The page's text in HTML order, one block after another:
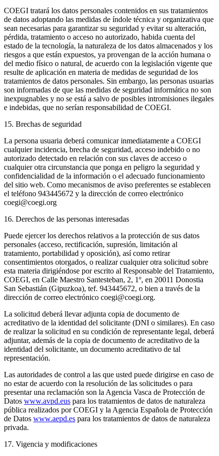
COEGI tratará los datos personales contenidos en sus tratamientos
de datos adoptando las medidas de índole técnica y organizativa que
sean necesarias para garantizar su seguridad y evitar su alteración,
pérdida, tratamiento o acceso no autorizado, habida cuenta del
estado de la tecnología, la naturaleza de los datos almacenados y los
riesgos a que están expuestos, ya provengan de la acción humana o
del medio físico o natural, de acuerdo con la legislación vigente que
resulte de aplicación en materia de medidas de seguridad de los
tratamientos de datos personales. Sin embargo, las personas usuarias
son informadas de que las medidas de seguridad informática no son
inexpugnables y no se está a salvo de posibles intromisiones ilegales
e indebidas, que no serían responsabilidad de COEGI.
15. Brechas de seguridad
La persona usuaria deberá comunicar inmediatamente a COEGI
cualquier incidencia, brecha de seguridad, acceso indebido o no
autorizado detectado en relación con sus claves de acceso o
cualquier otra circunstancia que ponga en peligro la seguridad y
confidencialidad de la información o el adecuado funcionamiento
del sitio web. Como mecanismos de aviso preferentes se establecen
el teléfono 943445672 y la dirección de correo electrónico
coegi@coegi.org
16. Derechos de las personas interesadas
Puede ejercer los derechos relativos a la protección de sus datos
personales (acceso, rectificación, supresión, limitación al
tratamiento, portabilidad y oposición), así como retirar
consentimientos otorgados, o realizar cualquier otra solicitud sobre
esta materia dirigiéndose por escrito al Responsable del Tratamiento,
COEGI, en Calle Maestro Santesteban, 2, 1º, en 20011 Donostia
San Sebastián (Gipuzkoa), tef. 943445672, o bien a través de la
dirección de correo electrónico coegi@coegi.org.
La solicitud deberá llevar adjunta copia de documento de
acreditativo de la identidad del solicitante (DNI o similares). En caso
de realizar la solicitud en su condición de representante legal, deberá
adjuntar, además de la copia de documento de acreditativo de la
identidad del solicitante, un documento acreditativo de tal
representación.
Las autoridades de control a las que usted puede dirigirse en caso de
no estar de acuerdo con la resolución de las solicitudes o para
presentar una reclamación son la Agencia Vasca de Protección de
Datos www.avpd.eus para los tratamientos de datos de naturaleza
pública realizados por COEGI y la Agencia Española de Protección
de Datos www.aepd.es para los tratamientos de datos de naturaleza
privada.
17. Vigencia y modificaciones